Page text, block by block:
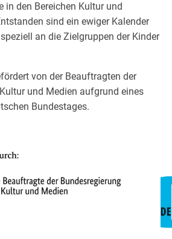
in den Bereichen Kultur und
sind ein ewiger Kalender
an die Zielgruppen der Kinder
von der Beauftragten der
und Medien aufgrund eines
Bundestages.